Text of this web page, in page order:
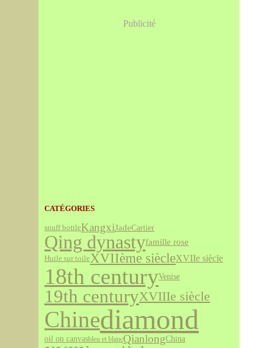
Publicité
CATÉGORIES
snuff bottleKangxiJadeCartier
Qing dynastyfamille rose
Huile sur toileXVIIème siècleXVIIe siècle
18th centuryVenise
19th centuryXVIIIe siècle
Chinediamond
oil on canvasbleu et blancQianlongChina